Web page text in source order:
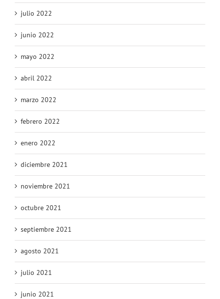
julio 2022
junio 2022
mayo 2022
abril 2022
marzo 2022
febrero 2022
enero 2022
diciembre 2021
noviembre 2021
octubre 2021
septiembre 2021
agosto 2021
julio 2021
junio 2021